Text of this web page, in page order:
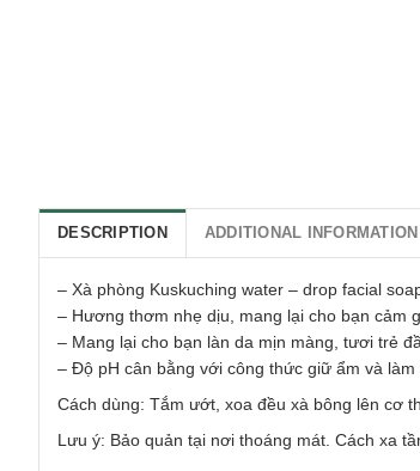
DESCRIPTION ADDITIONAL INFORMATION
– Xà phòng Kuskuching water – drop facial
– Hương thơm nhẹ dịu, mang lại cho bạn cảm
– Mang lại cho bạn làn da mịn màng, tươi trẻ
– Độ pH cân bằng với công thức giữ ẩm và làm
Cách dùng: Tắm ướt, xoa đều xà bông lên cơ
Lưu ý: Bảo quản tại nơi thoáng mát. Cách xa